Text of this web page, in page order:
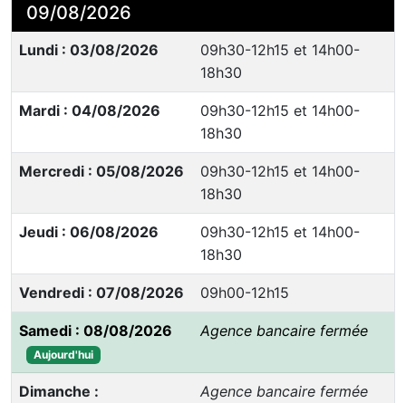
09/08/2026
Lundi : 03/08/2026
09h30-12h15 et 14h00-
18h30
Mardi : 04/08/2026
09h30-12h15 et 14h00-
18h30
Mercredi : 05/08/2026
09h30-12h15 et 14h00-
18h30
Jeudi : 06/08/2026
09h30-12h15 et 14h00-
18h30
Vendredi : 07/08/2026 09h00-12h15
Samedi : 08/08/2026
Aujourd'hui
Agence bancaire fermée
Dimanche :
Agence bancaire fermée